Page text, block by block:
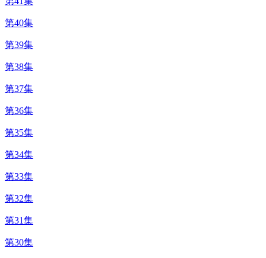
第40集
第39集
第38集
第37集
第36集
第35集
第34集
第33集
第32集
第31集
第30集